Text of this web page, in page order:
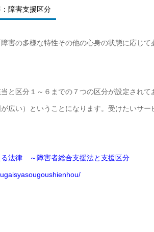
：障害支援区分
障害の多様な特性その他の心身の状態に応じ
と区分１～６までの７つの区分が設定され
広い）ということになります。受けたいサ
法律 ～障害者総合支援法と支援区分